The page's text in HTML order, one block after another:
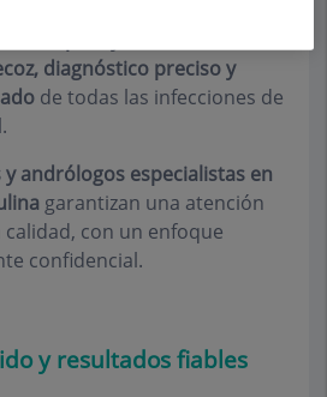
diagnóstico preciso y
de todas las infecciones de
andrólogos especialistas en
garantizan una atención
con un enfoque
confidencial.
y resultados fiables